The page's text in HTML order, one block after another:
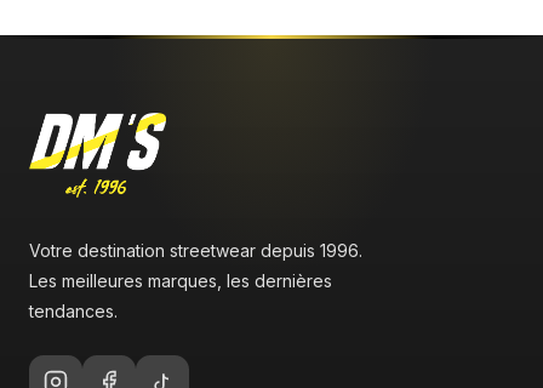
Votre destination streetwear depuis 1996.
Les meilleures marques, les dernières
tendances.